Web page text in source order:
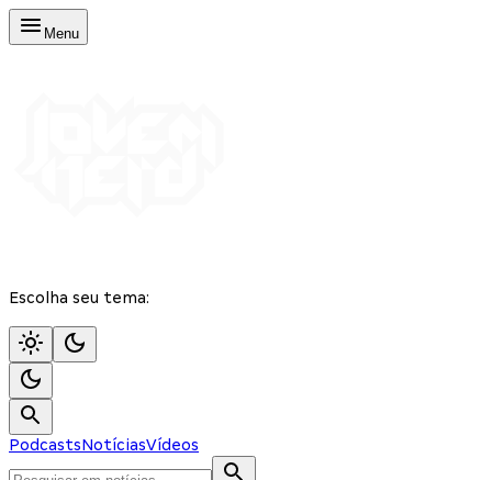
Menu
Escolha seu tema:
PodcastsNotíciasVídeos